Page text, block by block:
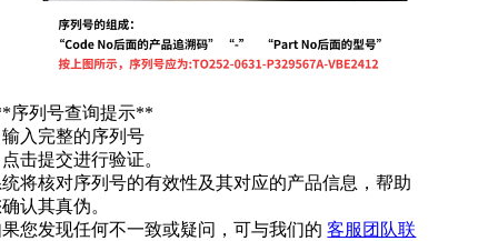
序列号查询提示**
输入完整的序列号
点击提交进行验证。
将核对序列号的有效性及其对应的产品信息，帮助
认其真伪。
您发现任何不一致或疑问，可与我们的客服团队联